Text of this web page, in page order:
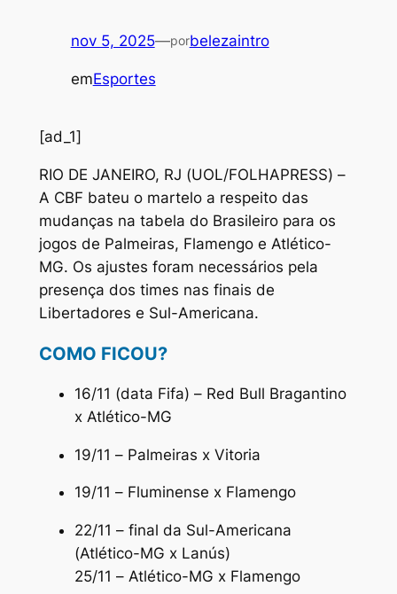
nov 5, 2025—porbelezaintro
emEsportes
[ad_1]
RIO DE JANEIRO, RJ (UOL/FOLHAPRESS) –
A CBF bateu o martelo a respeito das
mudanças na tabela do Brasileiro para os
jogos de Palmeiras, Flamengo e Atlético-
MG. Os ajustes foram necessários pela
presença dos times nas finais de
Libertadores e Sul-Americana.
COMO FICOU?
16/11 (data Fifa) – Red Bull Bragantino
x Atlético-MG
19/11 – Palmeiras x Vitoria
19/11 – Fluminense x Flamengo
22/11 – final da Sul-Americana
(Atlético-MG x Lanús)
25/11 – Atlético-MG x Flamengo